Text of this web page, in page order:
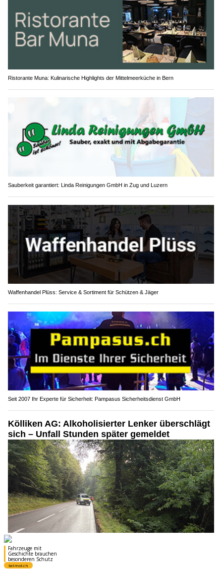
Ristorante Muna: Kulinarische Highlights der Mittelmeerküche in Bern
Sauberkeit garantiert: Linda Reinigungen GmbH in Zug und Luzern
Waffenhandel Plüss: Service & Sortiment für Schützen & Jäger
Seit 2007 Ihr Experte für Sicherheit: Pampasus Sicherheitsdienst GmbH
Kölliken AG: Alkoholisierter Lenker überschlägt
sich – Unfall Stunden später gemeldet